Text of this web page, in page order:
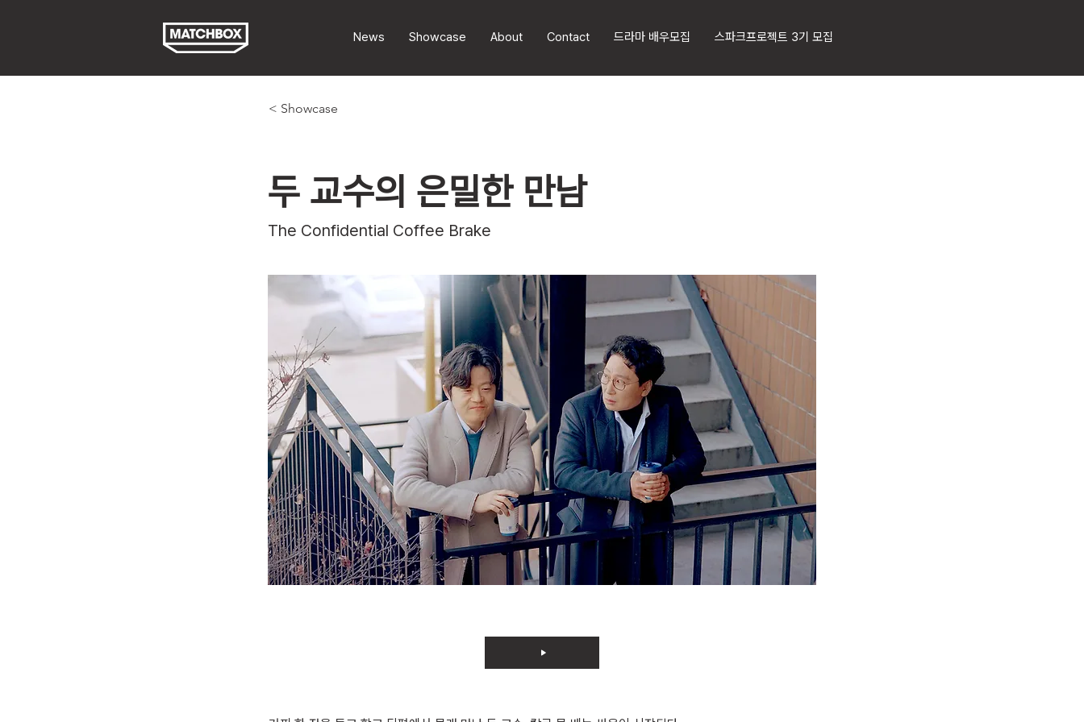
News Showcase About Contact 드라마 배우모집 스파크프로젝트 3기 모집
< Showcase
두 교수의 은밀한 만남
The Confidential Coffee Brake